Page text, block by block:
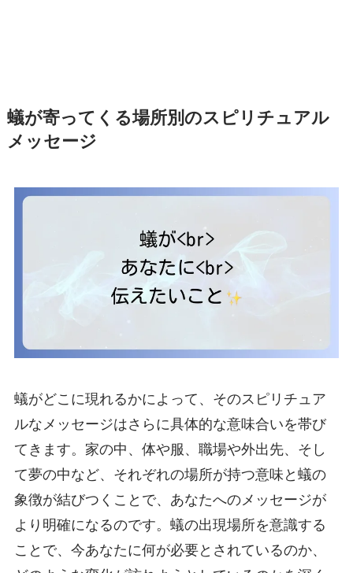
蟻が寄ってくる場所別のスピリチュアル
メッセージ
蟻がどこに現れるかによって、そのスピリチュア
ルなメッセージはさらに具体的な意味合いを帯び
てきます。家の中、体や服、職場や外出先、そし
て夢の中など、それぞれの場所が持つ意味と蟻の
象徴が結びつくことで、あなたへのメッセージが
より明確になるのです。蟻の出現場所を意識する
ことで、今あなたに何が必要とされているのか、